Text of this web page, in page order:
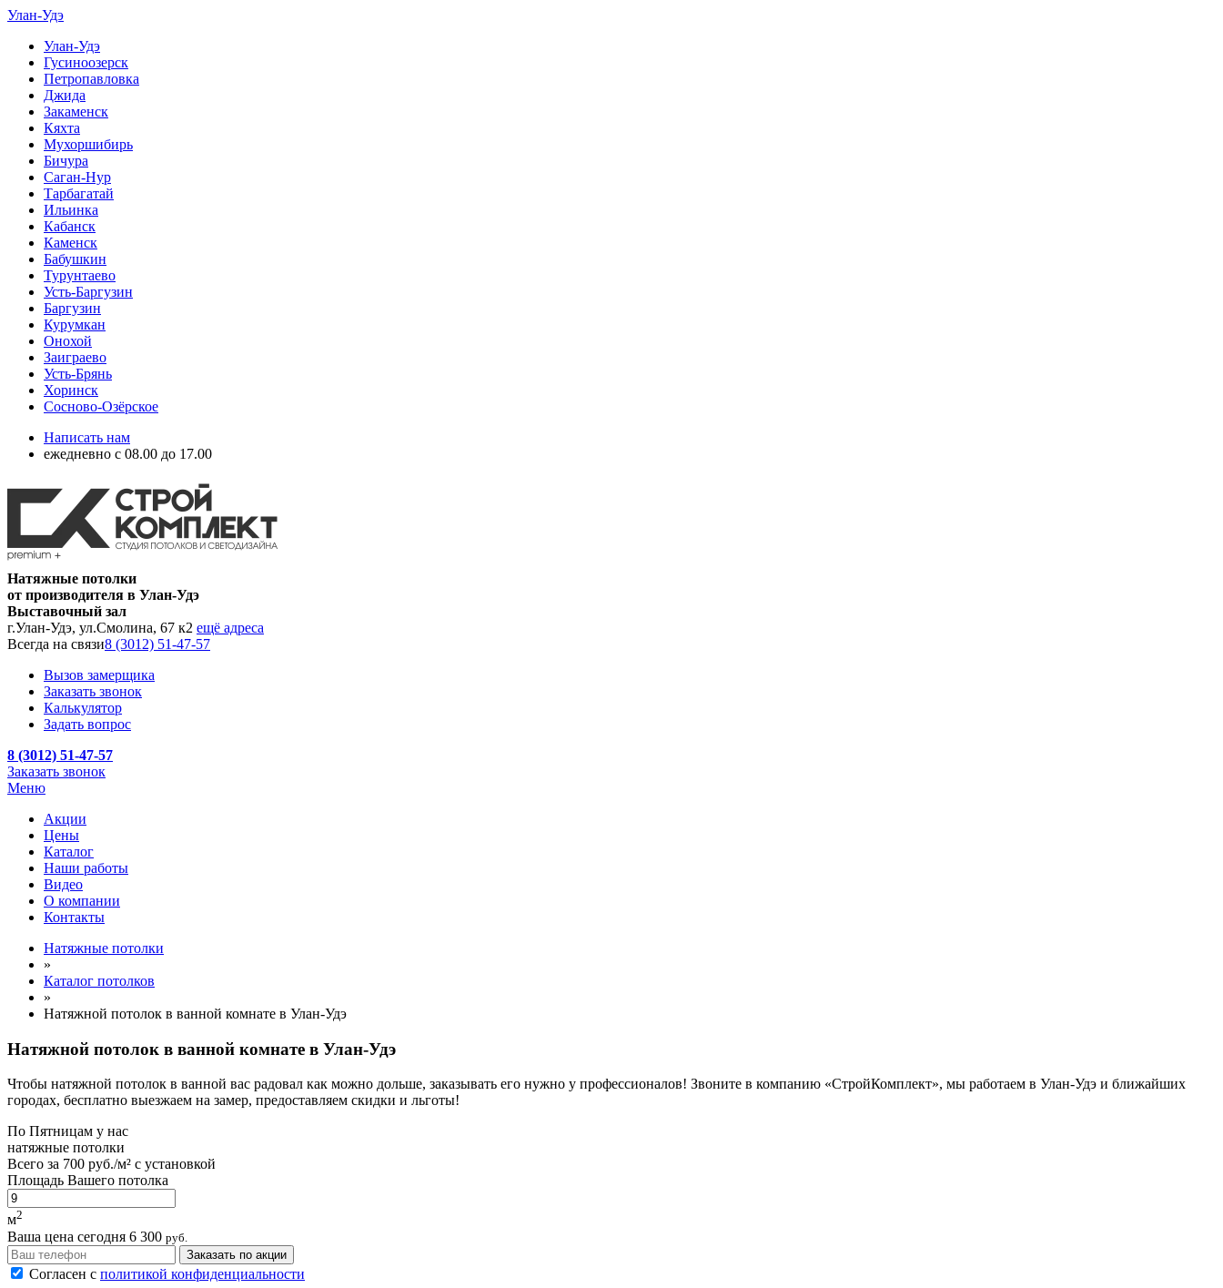
Улан-Удэ
Улан-Удэ
Гусиноозерск
Петропавловка
Джида
Закаменск
Кяхта
Мухоршибирь
Бичура
Саган-Нур
Тарбагатай
Ильинка
Кабанск
Каменск
Бабушкин
Турунтаево
Усть-Баргузин
Баргузин
Курумкан
Онохой
Заиграево
Усть-Брянь
Хоринск
Сосново-Озёрское
Написать нам
ежедневно с 08.00 до 17.00
Натяжные потолки
от производителя в Улан-Удэ
Выставочный зал
г.Улан-Удэ, ул.Смолина, 67 к2 ещё адреса
Всегда на связи8 (3012) 51-47-57
Вызов замерщика
Заказать звонок
Калькулятор
Задать вопрос
8 (3012) 51-47-57
Заказать звонок
Меню
Акции
Цены
Каталог
Наши работы
Видео
О компании
Контакты
Натяжные потолки
»
Каталог потолков
»
Натяжной потолок в ванной комнате в Улан-Удэ
Натяжной потолок в ванной комнате в Улан-Удэ
Чтобы натяжной потолок в ванной вас радовал как можно дольше, заказывать его нужно у профессионалов! Звоните в компанию «СтройКомплект», мы работаем в Улан-Удэ и ближайших
городах, бесплатно выезжаем на замер, предоставляем скидки и льготы!
По Пятницам у нас
натяжные потолки
Всего за 700 руб./м² с установкой
Площадь Вашего потолка
м2
Ваша цена сегодня 6 300 руб.
Заказать по акции
Согласен с политикой конфиденциальности